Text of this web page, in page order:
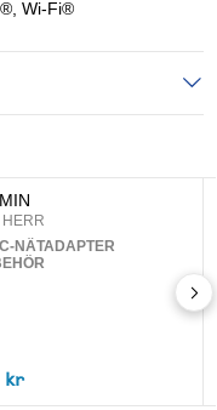
Wi-Fi®
HERR
NÄTADAPTER
kr